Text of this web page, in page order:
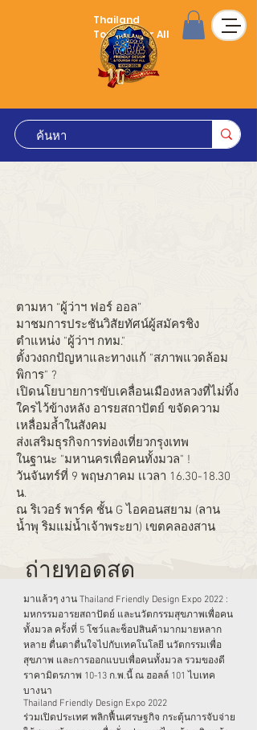
Thailand
Tourism for All
ตามหา “ผู้ว่าฯ ฟอร์ ออล”
มาชมการประชันวิสัยทัศน์ผู้สมัครชิง
ตำแหน่ง "ผู้ว่าฯ กทม."
ตั้งวงถกปัญหาและทางแก้ "สภาพแวดล้อม
พิการ" ?
เปิดนโยบายการขับเคลื่อนเมืองหลวงที่ไม่ทิ้ง
ใครไว้ข้างหลัง อารยสถาปัตย์ ขจัดความ
เหลื่อมล้ำในสังคม
ส่งเสริมธุรกิจการท่องเที่ยวกรุงเทพ
ในฐานะ "มหานครเพื่อคนทั้งมวล" !
วันจันทร์ที่ 9 พฤษภาคม เเวลา 16.30-18.30
น.
ณ ริเวอร์ พาร์ค ชั้น G ไอคอนสยาม (ลาน
น้ำพุ ริมแม่น้ำเจ้าพระยา) เขตคลองสาน
มาแล้วๆ งาน Thailand Friendly Design Expo 2022 :
มหกรรมอารยสถาปัตย์ และนวัตกรรมสุขภาพเพื่อคน
ทั้งมวล ครั้งที่ 5 โชว์และช็อปสินค้ามากมายหลาก
หลาย ตื่นตาตื่นใจไปกับเทคโนโลยี นวัตกรรมเพื่อ
สุขภาพ และการออกแบบเพื่อคนทั้งมวล รวมของดี
ราคามิตรภาพ 10-13 ก.พ.นี้ ณ ฮอลล์ 101 ไบเทค
บางนา
Thailand Friendly Design Expo 2022
ร่วมเปิดประเทศ พลิกฟื้นเศรษฐกิจ กระตุ้นการจับจ่าย
ถ่ายทอดสด